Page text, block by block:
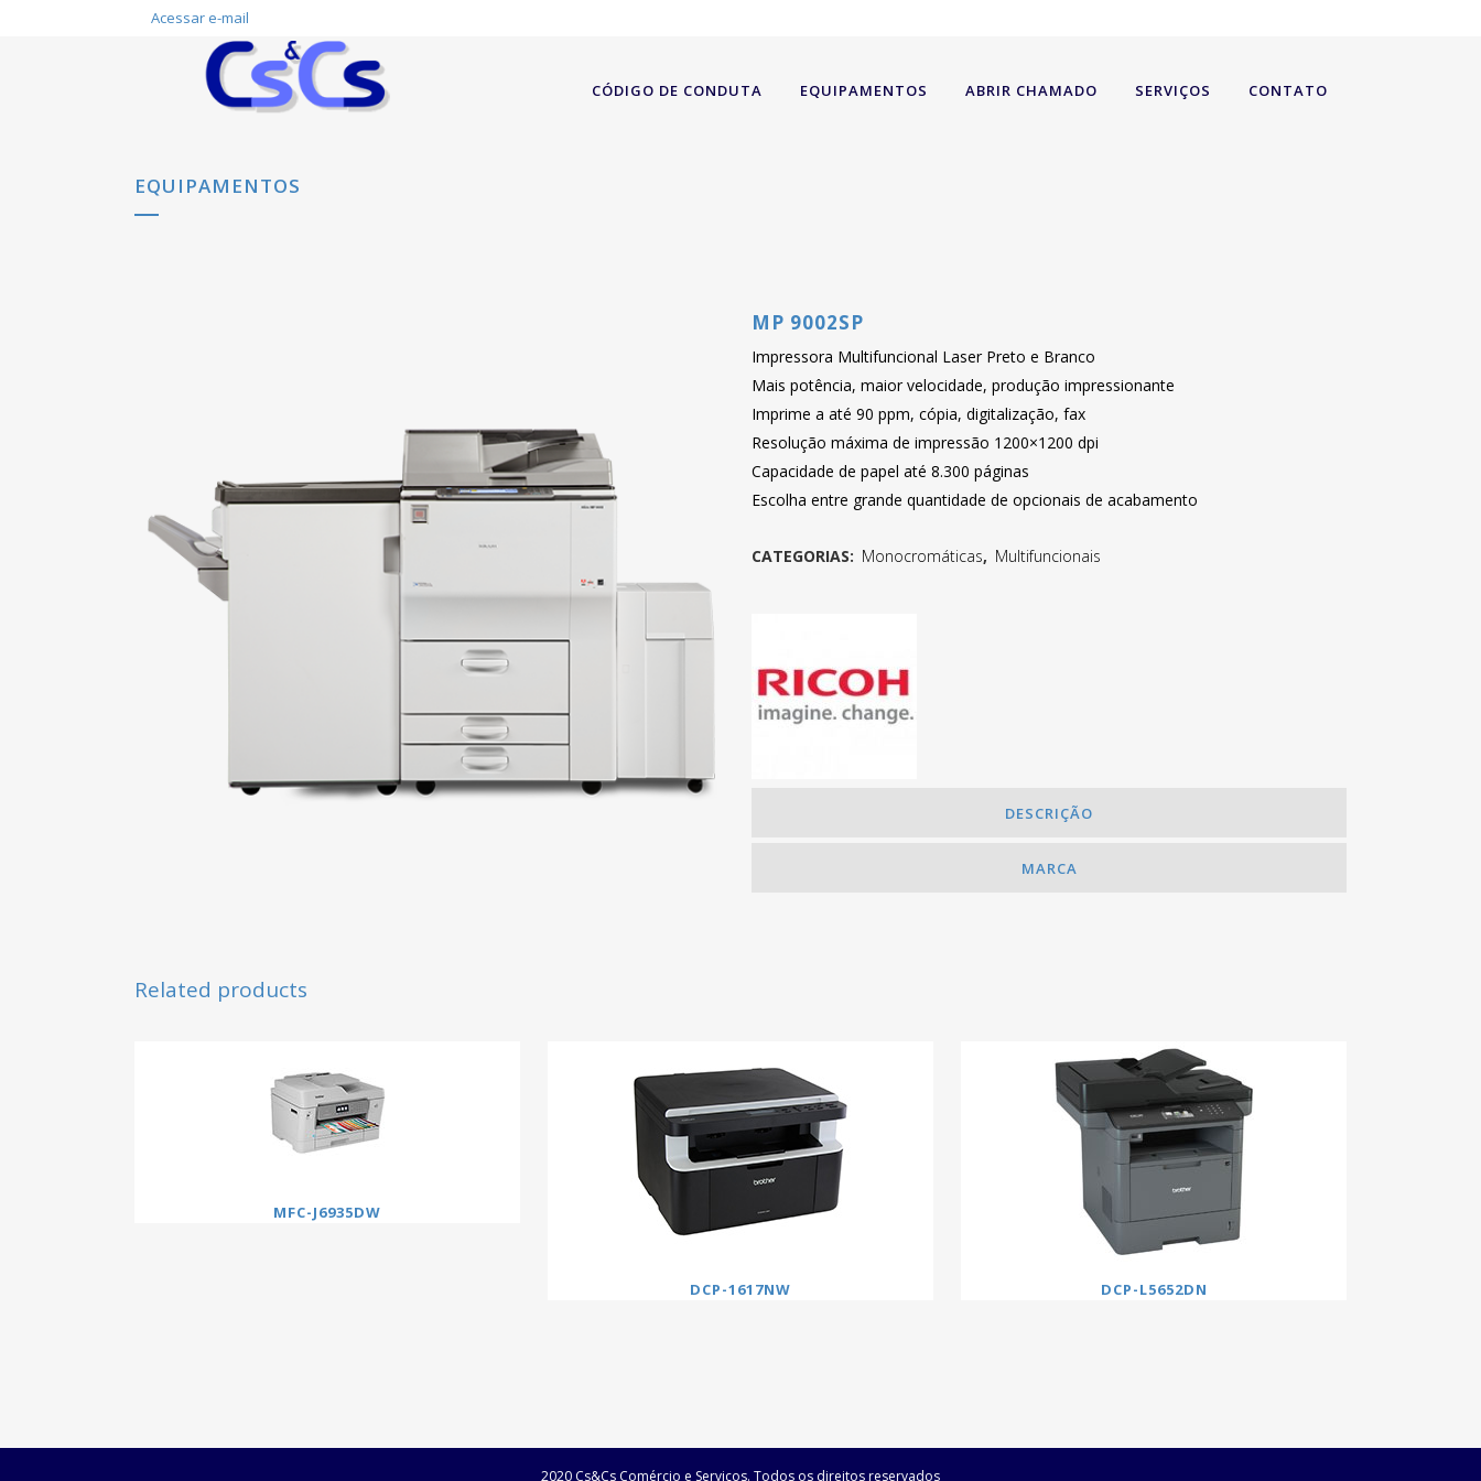
Acessar e-mail
CÓDIGO DE CONDUTA EQUIPAMENTOS ABRIR CHAMADO SERVIÇOS CONTATO
EQUIPAMENTOS
MP 9002SP
Impressora Multifuncional Laser Preto e Branco
Mais potência, maior velocidade, produção impressionante
Imprime a até 90 ppm, cópia, digitalização, fax
Resolução máxima de impressão 1200×1200 dpi
Capacidade de papel até 8.300 páginas
Escolha entre grande quantidade de opcionais de acabamento
CATEGORIAS: Monocromáticas, Multifuncionais
DESCRIÇÃO
MARCA
Related products
MFC-J6935DW
DCP-1617NW DCP-L5652DN
2020 Cs&Cs Comércio e Serviços. Todos os direitos reservados